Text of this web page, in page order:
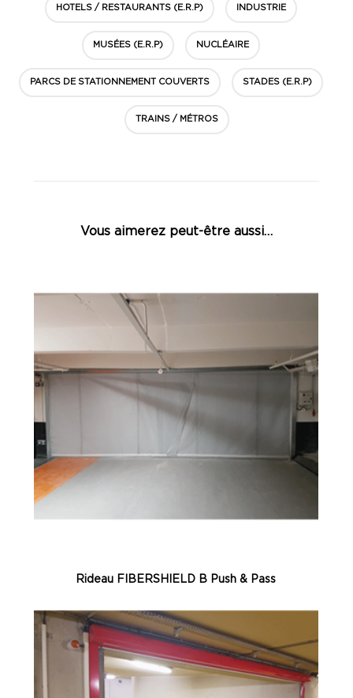
HOTELS / RESTAURANTS (E.R.P) INDUSTRIE
MUSÉES (E.R.P) NUCLÉAIRE
PARCS DE STATIONNEMENT COUVERTS STADES (E.R.P)
TRAINS / MÉTROS
Vous aimerez peut-être aussi…
Rideau FIBERSHIELD B Push & Pass